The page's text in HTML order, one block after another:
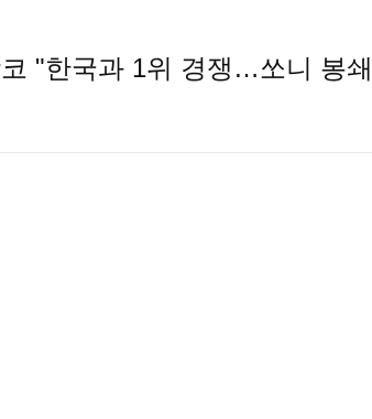
"한국과 1위 경쟁…쏘니 봉